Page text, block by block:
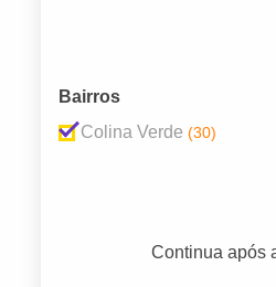
Bairros
Colina Verde (30)
Continua após